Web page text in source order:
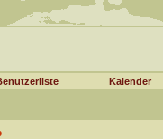
Kalender